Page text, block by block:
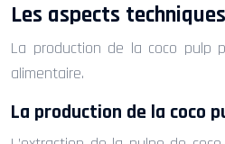
Les aspects
La production de la coco pulp
alimentaire.
La production de la coco